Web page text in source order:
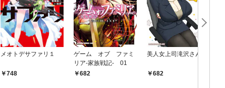
メオトデサファリ１
748
ゲーム オブ ファミ
リア-家族戦記- 01
682
美人女上司滝沢さん
682